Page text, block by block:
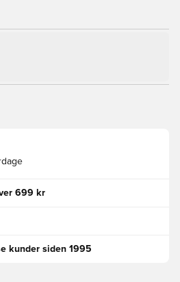
699 kr
kunder siden 1995